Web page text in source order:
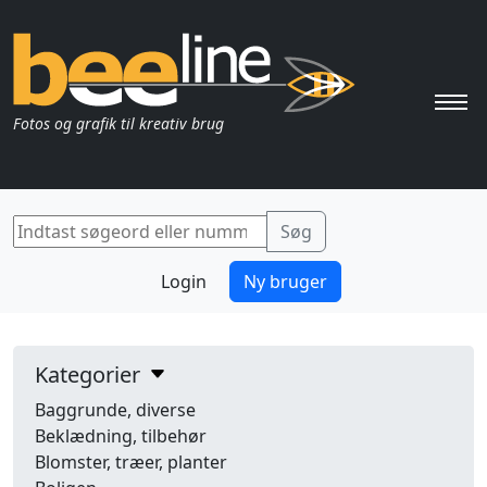
Fotos og grafik til kreativ brug
Login Ny bruger
Kategorier
Baggrunde, diverse
Beklædning, tilbehør
Blomster, træer, planter